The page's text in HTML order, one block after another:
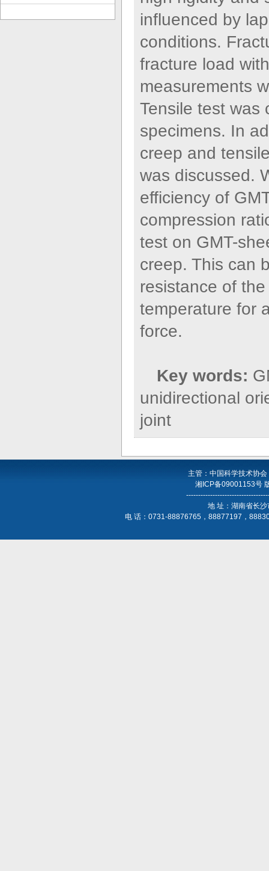
influenced by
conditions.
fracture load
measurements
Tensile test was
specimens. In
creep and
was discussed.
efficiency of
compression
test on GMT-
creep. This can
resistance of
temperature for
force.
Key words:
unidirectional
joint
主管：中国科学技术协
湘ICP备09001153号
地 址：湖南省长
电 话：0731-88876765，88877197，